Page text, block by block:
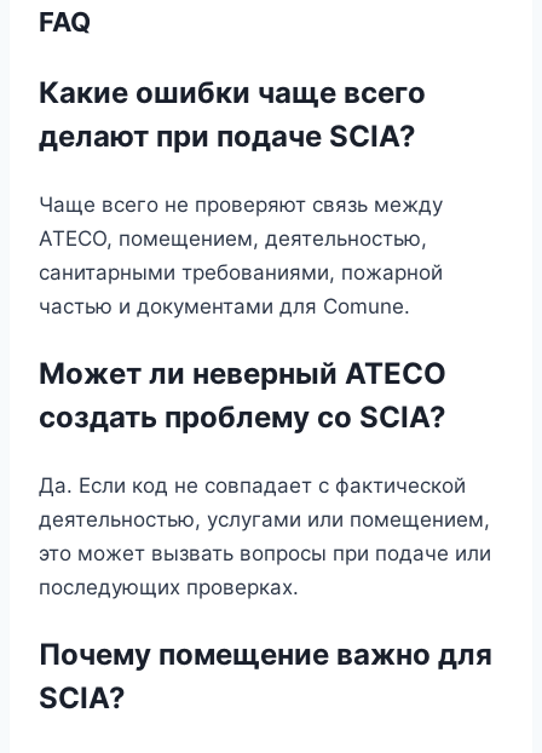
FAQ
Какие ошибки чаще всего
делают при подаче SCIA?
Чаще всего не проверяют связь между
ATECO, помещением, деятельностью,
санитарными требованиями, пожарной
частью и документами для Comune.
Может ли неверный ATECO
создать проблему со SCIA?
Да. Если код не совпадает с фактической
деятельностью, услугами или помещением,
это может вызвать вопросы при подаче или
последующих проверках.
Почему помещение важно для
SCIA?